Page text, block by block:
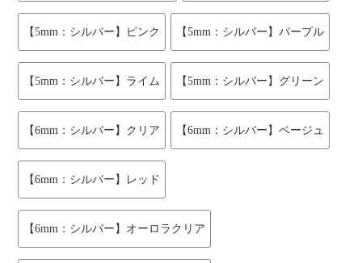
【5mm：シルバー】ピンク 【5mm：シルバー】パープル
【5mm：シルバー】ライム 【5mm：シルバー】グリーン
【6mm：シルバー】クリア 【6mm：シルバー】ベージュ
【6mm：シルバー】レッド
【6mm：シルバー】オーロラクリア